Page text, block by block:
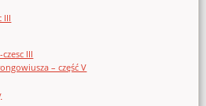
III
III
– część V